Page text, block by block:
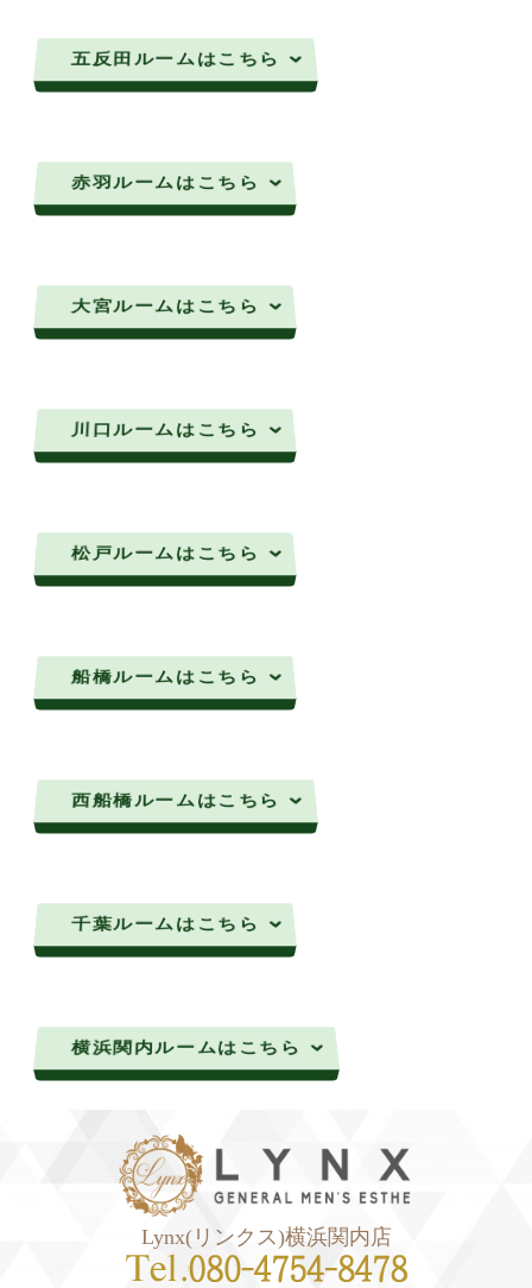
五反田ルームはこちら
赤羽ルームはこちら
大宮ルームはこちら
川口ルームはこちら
松戸ルームはこちら
船橋ルームはこちら
西船橋ルームはこちら
千葉ルームはこちら
横浜関内ルームはこちら
Lynx(リンクス)横浜関内店